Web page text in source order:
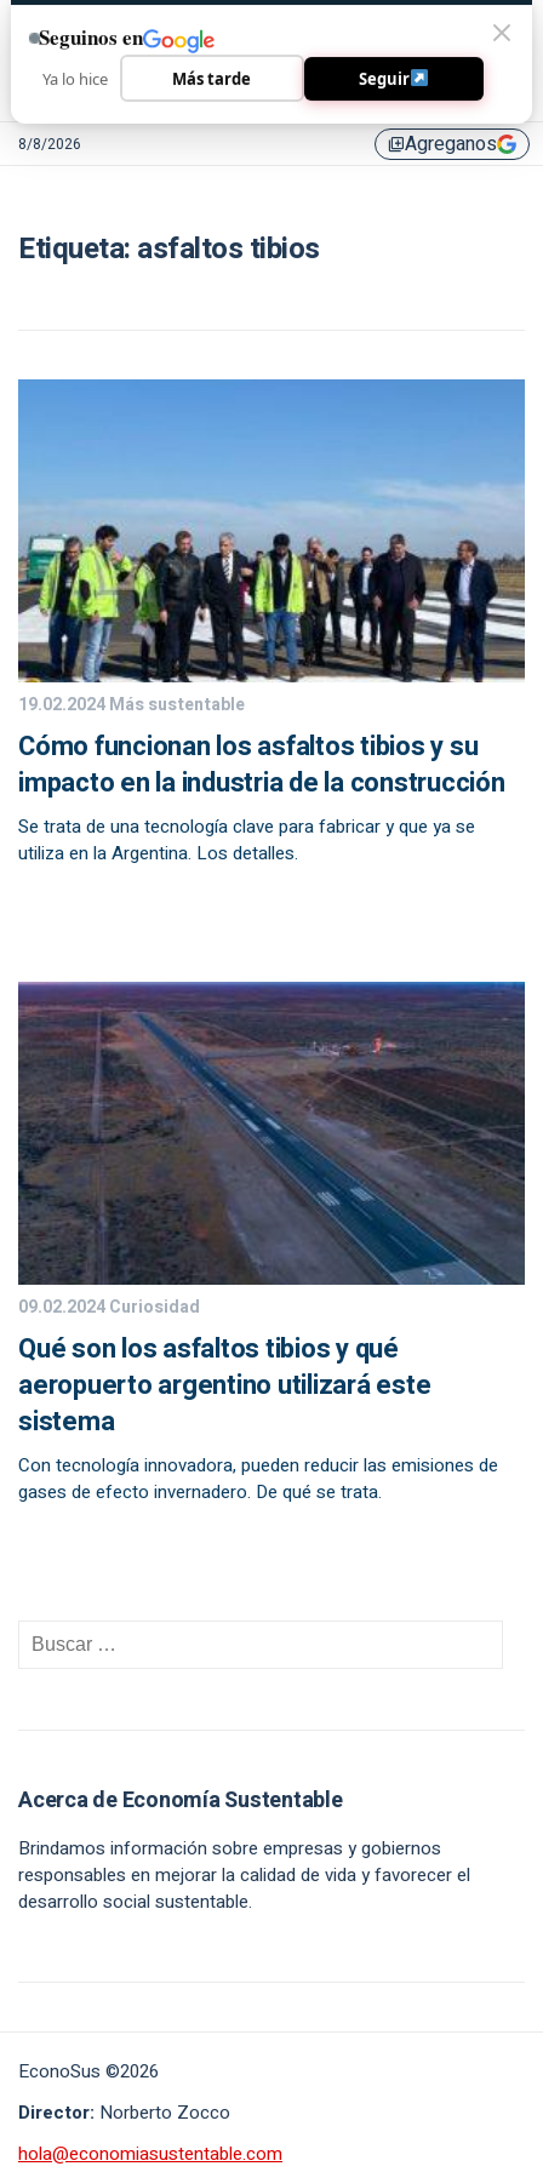
8/8/2026 library_addAgreganos
Etiqueta: asfaltos tibios
19.02.2024Más sustentable
Cómo funcionan los asfaltos tibios y su
impacto en la industria de la construcción
Se trata de una tecnología clave para fabricar y que ya se
utiliza en la Argentina. Los detalles.
09.02.2024Curiosidad
Qué son los asfaltos tibios y qué
aeropuerto argentino utilizará este
sistema
Con tecnología innovadora, pueden reducir las emisiones de
gases de efecto invernadero. De qué se trata.
Acerca de Economía Sustentable
Brindamos información sobre empresas y gobiernos
responsables en mejorar la calidad de vida y favorecer el
desarrollo social sustentable.
EconoSus ©2026
Director: Norberto Zocco
hola@economiasustentable.com
Seguinos en
Ya lo hice Más tarde Seguir